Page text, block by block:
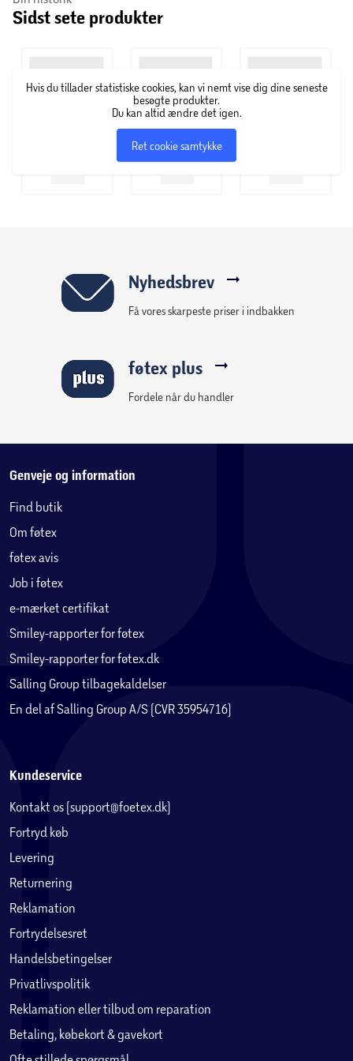
Sidst sete produkter
Hvis du tillader statistiske cookies, kan vi nemt vise dig dine seneste
besøgte produkter.
Du kan altid ændre det igen.
Ret cookie samtykke
Nyhedsbrev
Få vores skarpeste priser i indbakken
føtex plus
Fordele når du handler
Genveje og information
Find butik
Om føtex
føtex avis
Job i føtex
e-mærket certifikat
Smiley-rapporter for føtex
Smiley-rapporter for føtex.dk
Salling Group tilbagekaldelser
En del af Salling Group A/S (CVR 35954716)
Kundeservice
Kontakt os (support@foetex.dk)
Fortryd køb
Levering
Returnering
Reklamation
Fortrydelsesret
Handelsbetingelser
Privatlivspolitik
Reklamation eller tilbud om reparation
Betaling, købekort & gavekort